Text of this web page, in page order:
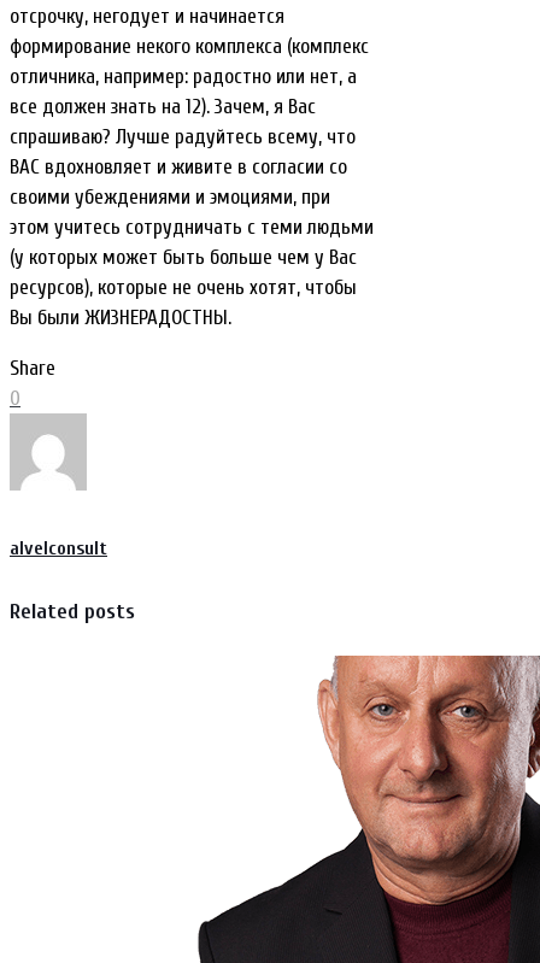
отсрочку, негодует и начинается
формирование некого комплекса (комплекс
отличника, например: радостно или нет, а
все должен знать на 12). Зачем, я Вас
спрашиваю? Лучше радуйтесь всему, что
ВАС вдохновляет и живите в согласии со
своими убеждениями и эмоциями, при
этом учитесь сотрудничать с теми людьми
(у которых может быть больше чем у Вас
ресурсов), которые не очень хотят, чтобы
Вы были ЖИЗНЕРАДОСТНЫ.
Share
0
alvelconsult
Related posts